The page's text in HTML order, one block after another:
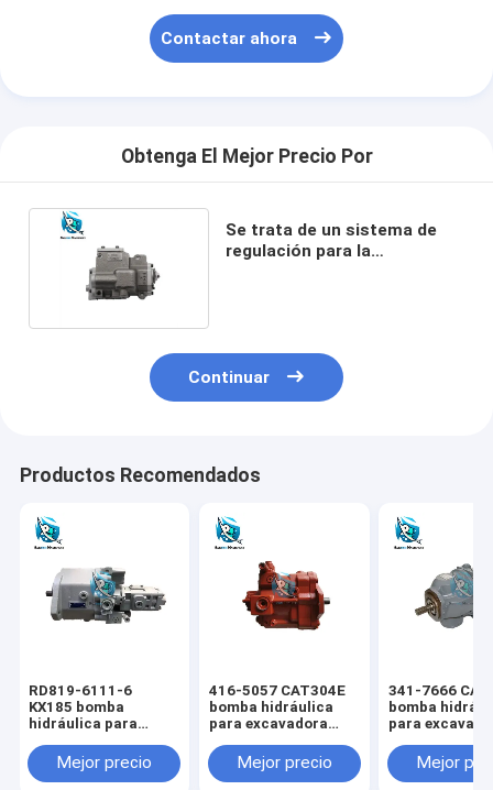
Contactar ahora
Obtenga El Mejor Precio Por
Se trata de un sistema de
regulación para la
Continuar
Productos Recomendados
RD819-6111-6
KX185 bomba
hidráulica para
Mejor precio
416-5057 CAT304E
bomba hidráulica
para excavadora
Mejor precio
341-7666
bomba
para
Mejor